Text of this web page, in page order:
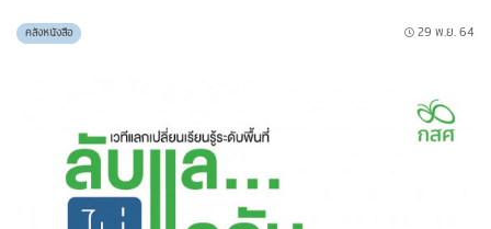
คลังหนังสือ 29 พ.ย. 64